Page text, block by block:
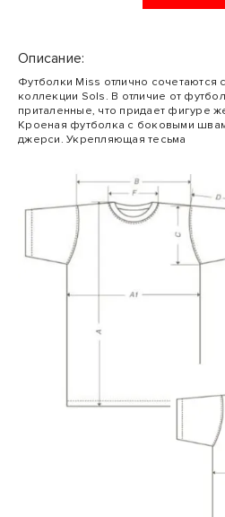
Описание:
Футболки Miss отлично сочетаются
коллекции Sols. В отличие от
приталенные, что придает фигуре
Кроеная футболка с боковыми
джерси. Укрепляющая тесьма